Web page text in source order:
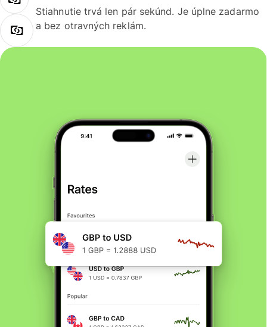
Stiahnutie trvá len pár sekúnd. Je úplne zadarmo
a bez otravných reklám.